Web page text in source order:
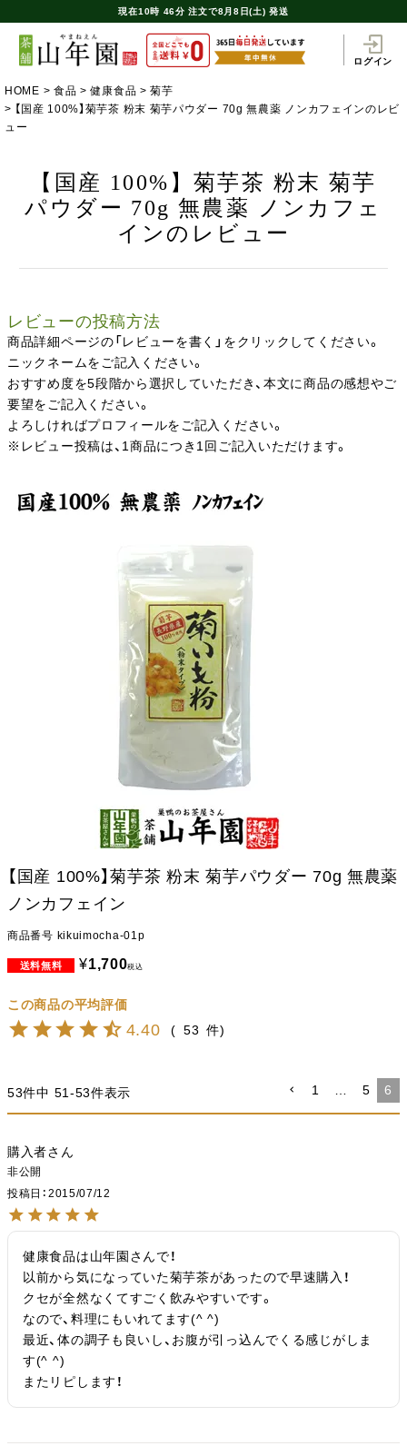
現在10時 46分 注文で8月8日(土) 発送
ログイン
HOME 食品 健康食品
菊芋
【国産 100%】菊芋茶 粉末 菊芋パウダー 70g 無農薬 ノンカフェインのレビ
ュー
【国産 100%】菊芋茶 粉末 菊芋
パウダー 70g 無農薬 ノンカフェ
インのレビュー
レビューの投稿方法
商品詳細ページの「レビューを書く」をクリックしてください。
ニックネームをご記入ください。
おすすめ度を5段階から選択していただき、本文に商品の感想やご
要望をご記入ください。
よろしければプロフィールをご記入ください。
※レビュー投稿は、1商品につき1回ご記入いただけます。
【国産 100%】菊芋茶 粉末 菊芋パウダー 70g 無農薬
ノンカフェイン
商品番号 kikuimocha-01p
¥1,700税込
4.40 53
53件中 51 -53件表示 1 … 5 6
購入者
非公開
投稿日
2015/07/12
健康食品は山年園さんで！
以前から気になっていた菊芋茶があったので早速購入！
クセが全然なくてすごく飲みやすいです。
なので、料理にもいれてます(^ ^)
最近、体の調子も良いし、お腹が引っ込んでくる感じがしま
す(^ ^)
またリピします！